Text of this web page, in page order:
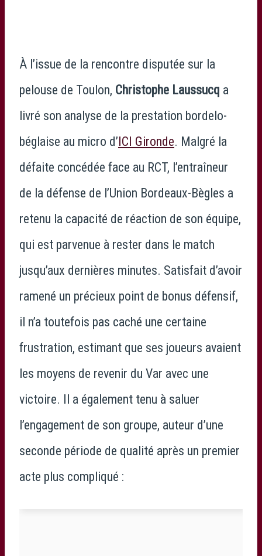
À l’issue de la rencontre disputée sur la
pelouse de Toulon, Christophe Laussucq a
livré son analyse de la prestation bordelo-
béglaise au micro d’ICI Gironde. Malgré la
défaite concédée face au RCT, l’entraîneur
de la défense de l’Union Bordeaux-Bègles a
retenu la capacité de réaction de son équipe,
qui est parvenue à rester dans le match
jusqu’aux dernières minutes. Satisfait d’avoir
ramené un précieux point de bonus défensif,
il n’a toutefois pas caché une certaine
frustration, estimant que ses joueurs avaient
les moyens de revenir du Var avec une
victoire. Il a également tenu à saluer
l’engagement de son groupe, auteur d’une
seconde période de qualité après un premier
acte plus compliqué :